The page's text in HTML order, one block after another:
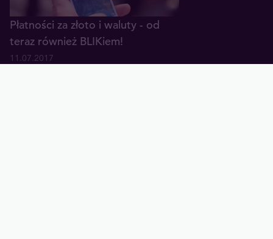
Płatności za złoto i waluty - od
teraz również BLIKiem!
11.07.2017